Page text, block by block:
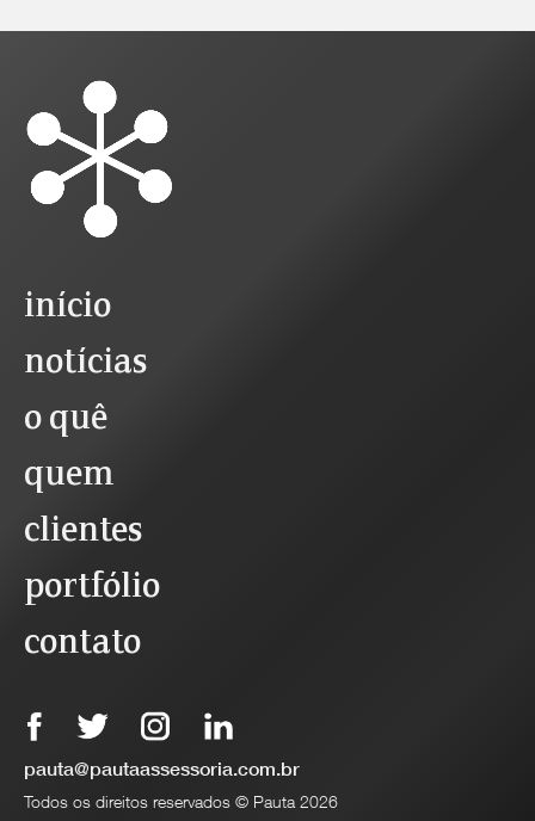
início
notícias
o quê
quem
clientes
portfólio
contato
pauta@pautaassessoria.com.br
Todos os direitos reservados © Pauta 2026